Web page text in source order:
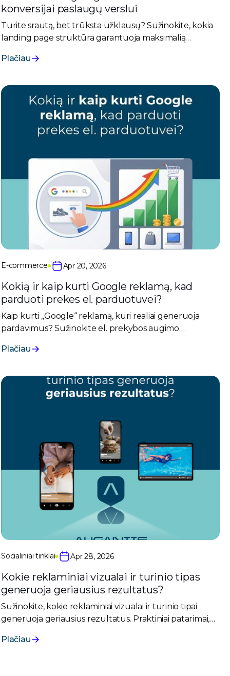
konversijai paslaugų verslui
Turite srautą, bet trūksta užklausų? Sužinokite, kokia
landing page struktūra garantuoja maksimalią
pirkėjus!
Plačiau
E-commerce Apr 20, 2026
Kokią ir kaip kurti Google reklamą, kad
parduoti prekes el. parduotuvei?
Kaip kurti „Google“ reklamą, kuri realiai generuoja
pardavimus? Sužinokite el. prekybos augimo
biudžeto paslaptis.
Plačiau
Socialiniai tinklai Apr 28, 2026
Kokie reklaminiai vizualai ir turinio tipas
generuoja geriausius rezultatus?
Sužinokite, kokie reklaminiai vizualai ir turinio tipai
generuoja geriausius rezultatus. Praktiniai patarimai,
Plačiau